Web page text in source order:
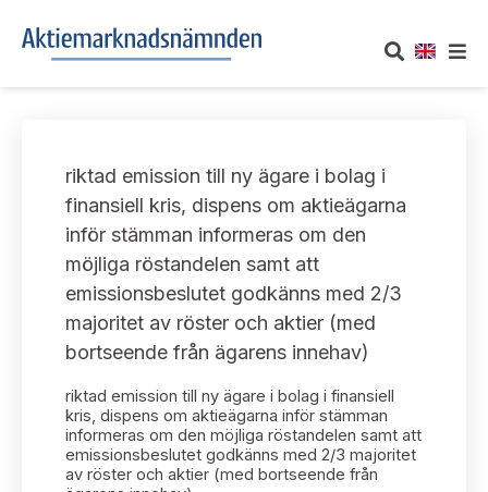
Om oss
Vårt uppdrag
Informationsgivning
Arbetssätt och jävsfrågor
Stadgar
Arbetsordning
UTTALANDEN
Om nämndens uttalanden
Framställningar och konsultation
Uttalanden sorterade efter publiceringsdatum
Samtliga uttalanden sorterade årsvis
Uttalanden sorterade ämnesvis
TAKEOVER-REGLER
Takeover-regler för reglerade marknader och vissa
handelsplattformar
AKTUELLT
Prenumerera
KONTAKT
Kontakt angående ansökningar och uttalanden
riktad emission till ny ägare i bolag i
finansiell kris, dispens om aktieägarna
inför stämman informeras om den
möjliga röstandelen samt att
emissionsbeslutet godkänns med 2/3
majoritet av röster och aktier (med
bortseende från ägarens innehav)
riktad emission till ny ägare i bolag i finansiell
kris, dispens om aktieägarna inför stämman
informeras om den möjliga röstandelen samt att
emissionsbeslutet godkänns med 2/3 majoritet
av röster och aktier (med bortseende från